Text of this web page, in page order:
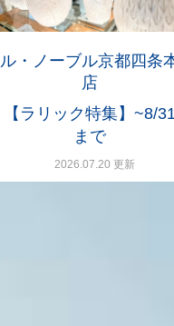
ル・ノーブル京都四条
店
【ラリック特集】~8/
まで
2026.07.20 更新